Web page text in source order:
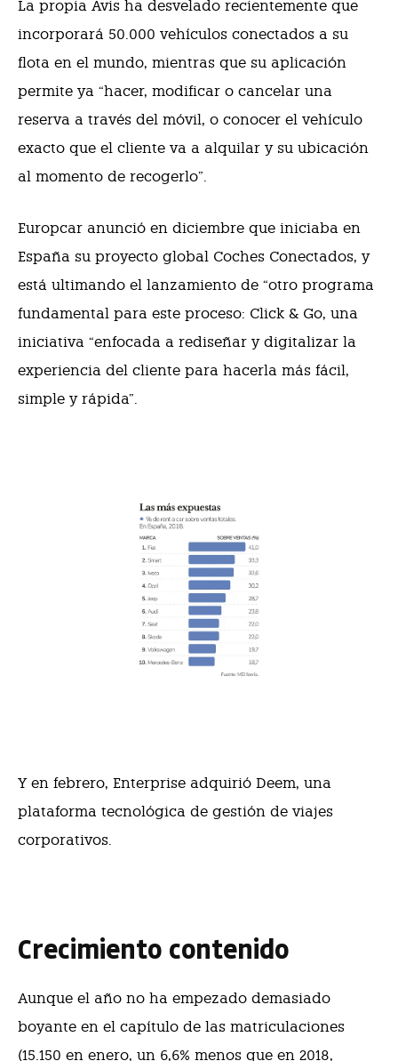
La propia Avis ha desvelado recientemente que
incorporará 50.000 vehículos conectados a su
flota en el mundo, mientras que su aplicación
permite ya “hacer, modificar o cancelar una
reserva a través del móvil, o conocer el vehículo
exacto que el cliente va a alquilar y su ubicación
al momento de recogerlo”.
Europcar anunció en diciembre que iniciaba en
España su proyecto global Coches Conectados, y
está ultimando el lanzamiento de “otro programa
fundamental para este proceso: Click & Go, una
iniciativa “enfocada a rediseñar y digitalizar la
experiencia del cliente para hacerla más fácil,
simple y rápida”.
Y en febrero, Enterprise adquirió Deem, una
plataforma tecnológica de gestión de viajes
corporativos.
Crecimiento contenido
Aunque el año no ha empezado demasiado
boyante en el capítulo de las matriculaciones
(15.150 en enero, un 6,6% menos que en 2018,